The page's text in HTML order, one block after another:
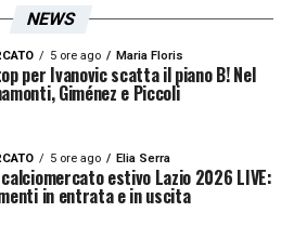
NEWS
5 ore ago Maria Floris
per Ivanovic scatta il piano B! Nel
Giménez e Piccoli
5 ore ago Elia Serra
estivo Lazio 2026 LIVE:
in entrata e in uscita